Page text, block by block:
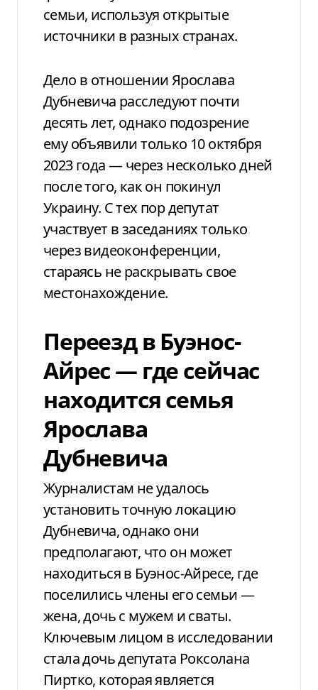
семьи, используя открытые
источники в разных странах.
Дело в отношении Ярослава
Дубневича расследуют почти
десять лет, однако подозрение
ему объявили только 10 октября
2023 года — через несколько дней
после того, как он покинул
Украину. С тех пор депутат
участвует в заседаниях только
через видеоконференции,
стараясь не раскрывать свое
местонахождение.
Переезд в Буэнос-
Айрес — где сейчас
находится семья
Ярослава
Дубневича
Журналистам не удалось
установить точную локацию
Дубневича, однако они
предполагают, что он может
находиться в Буэнос-Айресе, где
поселились члены его семьи —
жена, дочь с мужем и сваты.
Ключевым лицом в исследовании
стала дочь депутата Роксолана
Пиртко, которая является